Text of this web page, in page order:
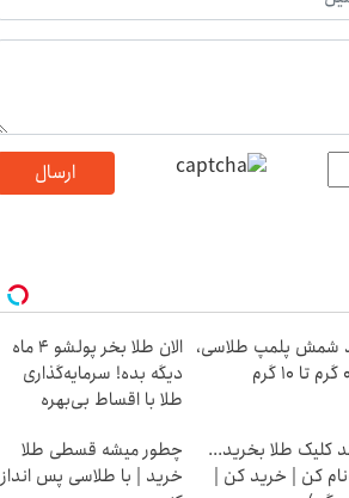
ارسال
شمش پلمپ طلاسی،
الان طلا بخر پولشو 4 ماه
دیگه بده! سرمایه‌گذاری
طلا با اقساط بی‌بهره
کلیک طلا بخرید...
کن | خرید کن |
چطور میشه قسطی طلا
خرید | با طلاسی پس انداز